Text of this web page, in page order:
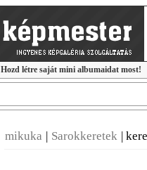
Hozd létre saját mini albumaidat most!
mikuka | Sarokkeretek |